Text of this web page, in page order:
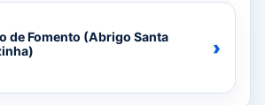
de Fomento (Abrigo Santa
›